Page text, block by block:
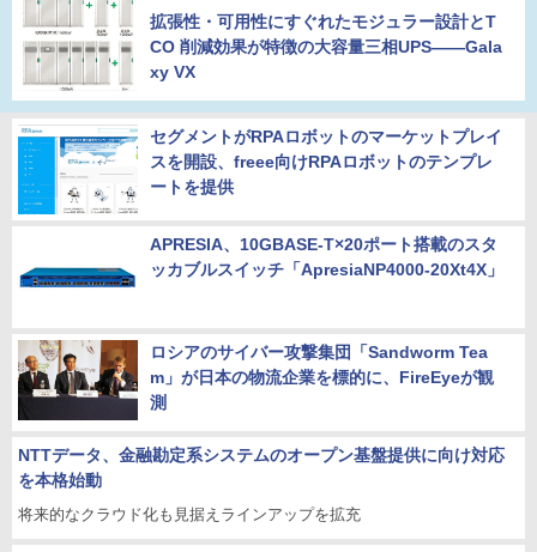
拡張性・可用性にすぐれたモジュラー設計とT
CO 削減効果が特徴の大容量三相UPS――Gala
xy VX
セグメントがRPAロボットのマーケットプレイ
スを開設、freee向けRPAロボットのテンプレ
ートを提供
APRESIA、10GBASE-T×20ポート搭載のスタ
ッカブルスイッチ「ApresiaNP4000-20Xt4X」
ロシアのサイバー攻撃集団「Sandworm Tea
m」が日本の物流企業を標的に、FireEyeが観
測
NTTデータ、金融勘定系システムのオープン基盤提供に向け対応
を本格始動
将来的なクラウド化も見据えラインアップを拡充